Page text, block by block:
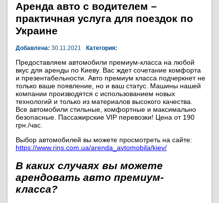
Аренда авто с водителем –
практичная услуга для поездок по
Украине
Добавлена: 30.11.2021 Категория:
Предоставляем автомобили премиум-класса на любой
вкус для аренды по Киеву. Вас ждет сочетание комфорта
и презентабельности. Авто премиум класса подчеркнет не
только ваше появление, но и ваш статус. Машины нашей
компании производятся с использованием новых
технологий и только из материалов высокого качества.
Все автомобили стильные, комфортные и максимально
безопасные. Пассажирские VIP перевозки! Цена от 190
грн./час.
Выбор автомобилей вы можете просмотреть на сайте:
https://www.rins.com.ua/arenda_avtomobila/kiev/
В каких случаях вы можете
арендовать авто премиум-
класса?